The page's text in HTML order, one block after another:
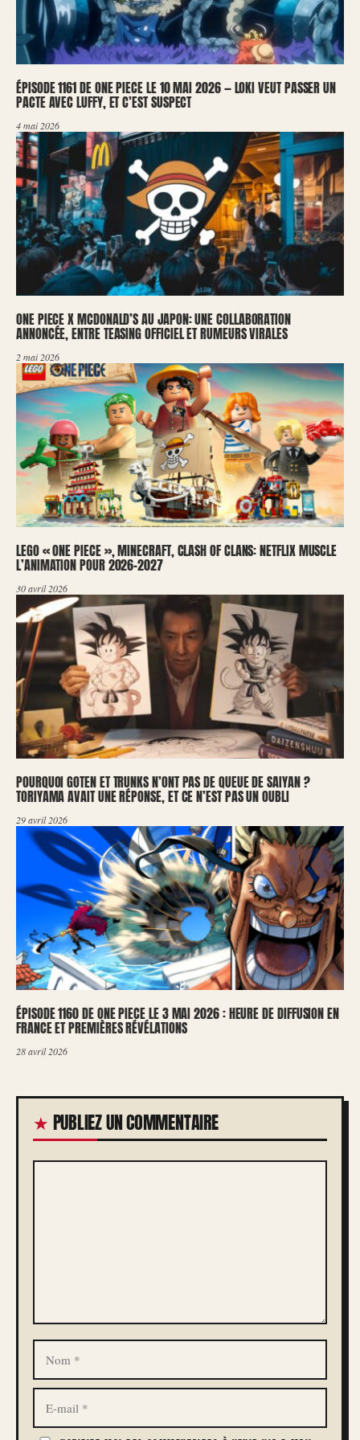
ÉPISODE 1161 DE ONE PIECE LE 10 MAI 2026 — LOKI VEUT PASSER UN
PACTE AVEC LUFFY, ET C’EST SUSPECT
4 mai 2026
ONE PIECE X MCDONALD’S AU JAPON: UNE COLLABORATION
ANNONCÉE, ENTRE TEASING OFFICIEL ET RUMEURS VIRALES
2 mai 2026
LEGO « ONE PIECE », MINECRAFT, CLASH OF CLANS: NETFLIX MUSCLE
L’ANIMATION POUR 2026-2027
30 avril 2026
POURQUOI GOTEN ET TRUNKS N’ONT PAS DE QUEUE DE SAIYAN ?
TORIYAMA AVAIT UNE RÉPONSE, ET CE N’EST PAS UN OUBLI
29 avril 2026
ÉPISODE 1160 DE ONE PIECE LE 3 MAI 2026 : HEURE DE DIFFUSION EN
FRANCE ET PREMIÈRES RÉVÉLATIONS
28 avril 2026
PUBLIEZ UN COMMENTAIRE
COMMENTAIRE
NOM
E-
MAIL